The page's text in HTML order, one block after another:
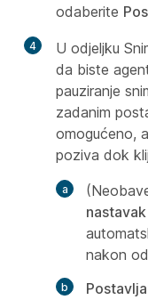
odaberite
4 U odjeljku
da biste
pauziranje
zadanim
omogućeno,
poziva dok
nakon